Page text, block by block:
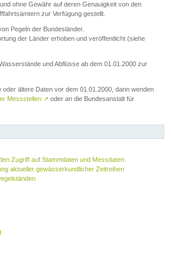
ohne Gewähr auf deren Genauigkeit von den
zur Verfügung gestellt.
Pegeln der Bundesländer.
der Länder erhoben und veröffentlicht (siehe
und Abflüsse ab dem 01.01.2000 zur
ältere Daten vor dem 01.01.2000, dann wenden
Messstellen ↗ oder an die Bundesanstalt für
Zugriff auf Stammdaten und Messdaten.
aktueller gewässerkundlicher Zeitreihen